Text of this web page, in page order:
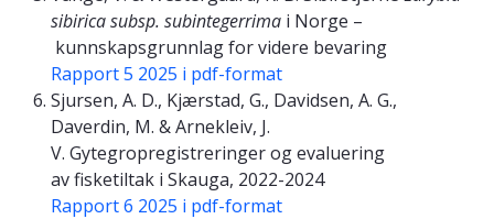
sibirica subsp. subintegerrima i Norge –
kunnskapsgrunnlag for videre bevaring
Rapport 5 2025 i pdf-format
Sjursen, A. D., Kjærstad, G., Davidsen, A. G.,
Daverdin, M. & Arnekleiv, J.
V. Gytegropregistreringer og evaluering
av fisketiltak i Skauga, 2022-2024
Rapport 6 2025 i pdf-format